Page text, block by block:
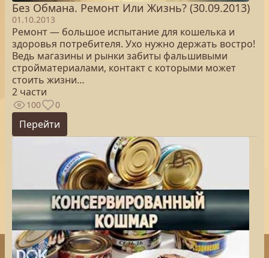
Без Обмана. Ремонт Или Жизнь? (30.09.2013)
01.10.2013
Ремонт — большое испытание для кошелька и
здоровья потребителя. Ухо нужно держать востро!
Ведь магазины и рынки забиты фальшивыми
стройматериалами, контакт с которыми может
стоить жизни…
2 части
100 0
Перейти